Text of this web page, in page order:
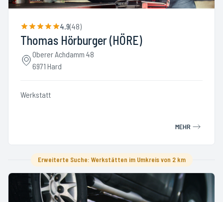
4.9(48)
Thomas Hörburger (HÖRE)
Oberer Achdamm 48
6971 Hard
Werkstatt
MEHR
Erweiterte Suche: Werkstätten im Umkreis von 2 km